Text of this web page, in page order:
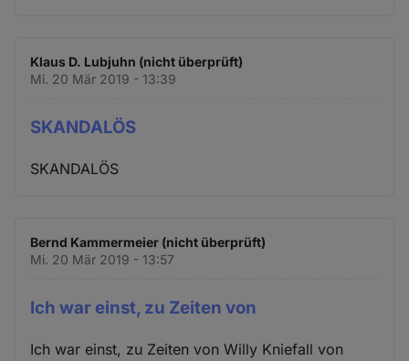
Klaus D. Lubjuhn (nicht überprüft)
Mi. 20 Mär 2019 - 13:39
SKANDALÖS
SKANDALÖS
Bernd Kammermeier (nicht überprüft)
Mi. 20 Mär 2019 - 13:57
Ich war einst, zu Zeiten von
Ich war einst, zu Zeiten von Willy Kniefall von